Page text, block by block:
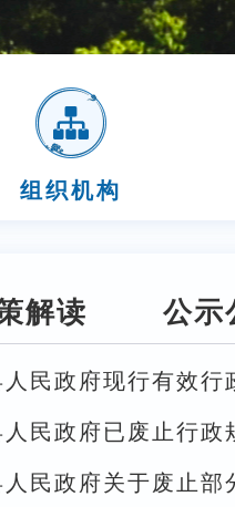
组织机构
解读 公示
民政府现行有效
民政府已废止行政